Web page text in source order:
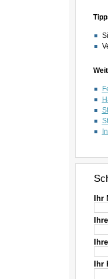
Ihr
Ihr